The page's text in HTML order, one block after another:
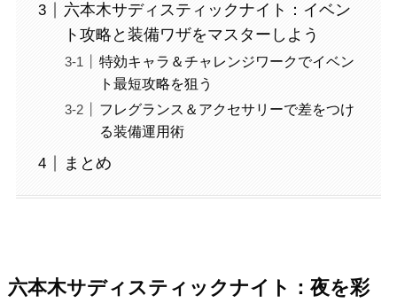
六本木サディスティックナイト：イベン
ト攻略と装備ワザをマスターしよう
特効キャラ＆チャレンジワークでイベン
ト最短攻略を狙う
フレグランス＆アクセサリーで差をつけ
る装備運用術
まとめ
六本木サディスティックナイト：夜を彩